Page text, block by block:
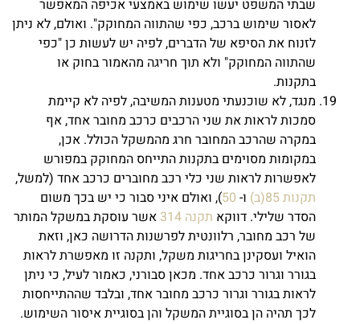
שבתי המשפט יעשו שימוש באמצעי אכיפה המאפשר
לאסור שימוש ברכב, כפי שהתווה המחוקק". ואולם, לא ניתן
לזנוח את הסיפא של הדברים, לפיה יש לעשות כן "כפי
שהתווה המחוקק" ולא תוך חריגה מהאמור בחוק או
בתקנות.
מנגד, לא שוכנעתי מטענות המשיבה, לפיה לא קיימת
סמכות לראות את שני הרכבים כרכב מחובר אחד, אף
במקרה שהרכב המחובר חרג מהמשקל הכולל. אכן,
במקומות מסוימים בתקנות התייחס המחוקק במפורש
לאפשרות לראות שני כלי רכב מחוברים כרכב אחד (למשל,
תקנות 85(ב)
ו- 50), ואולם איני סבור כי יש בכך משום
הסדר שלילי. דווקא תקנה 314
אשר עוסקת במשקל המותר
של רכב מחובר, רלוונטית לפרשנות הדרושה כאן, וזאת
הואיל ועסקינן בחריגות משקל, ותקנה זו מאפשרת לראות
בגורר וגרור כרכב אחד. מכאן סבורני, כאמור לעיל, כי ניתן
לראות בגורר וגרור כרכב מחובר אחד, ובלבד שההתייחסות
לכך תהיה הן בסוגיית המשקל והן בסוגיית איסור השימוש.